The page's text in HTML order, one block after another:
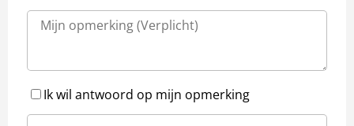
Ik wil antwoord op mijn opmerking